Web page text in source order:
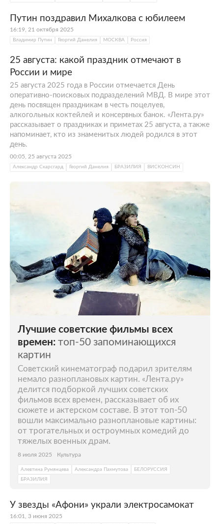
Путин поздравил Михалкова с юбилеем
16:19, 21 октября 2025
Владимир Путин Георгий Данелия МОСКВА Россия
25 августа: какой праздник отмечают в
России и мире
25 августа 2025 года в России отмечается День
оперативно-поисковых подразделений МВД. В мире этот
день посвящен праздникам в честь поцелуев,
алкогольных коктейлей и консервных банок. «Лента.ру»
рассказывает о праздниках и приметах 25 августа, а также
напоминает, кто из знаменитых людей родился в этот
день.
00:05, 25 августа 2025
Александр Скарсгард Георгий Данелия БРАЗИЛИЯ ВИСКОНСИН
Лучшие советские фильмы всех
времен: топ-50 запоминающихся
картин
Советский кинематограф подарил зрителям
немало разноплановых картин. «Лента.ру»
делится подборкой лучших советских
фильмов всех времен, рассказывает об их
сюжете и актерском составе. В этот топ-50
вошли максимально разноплановые картины:
от трогательных и остроумных комедий до
тяжелых военных драм.
8 июля 2025 Культура
Алевтина Румянцева Александра Пахмутова
БЕЛОРУССИЯ
БРАЗИЛИЯ
У звезды «Афони» украли электросамокат
16:01, 3 июня 2025